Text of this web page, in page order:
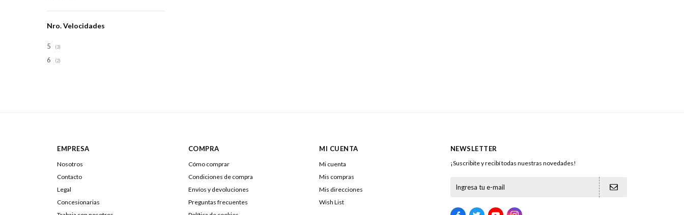
Nro. Velocidades
5 (3)
6 (2)
EMPRESA
Nosotros
Contacto
Legal
Concesionarias
COMPRA
Cómo comprar
Condiciones de compra
Envíos y devoluciones
Preguntas frecuentes
MI CUENTA
Mi cuenta
Mis compras
Mis direcciones
Wish List
NEWSLETTER
¡Suscribite y recibí todas nuestras novedades!